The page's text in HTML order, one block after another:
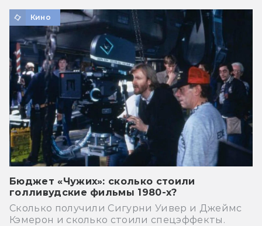
Кино
Бюджет «Чужих»: сколько стоили
голливудские фильмы 1980-х?
Сколько получили Сигурни Уивер и Джеймс
Кэмерон и сколько стоили спецэффекты.